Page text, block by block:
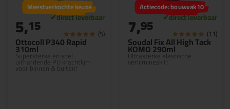
Ottocoll P340 Rapid
310ml
Supersterke en snel
uithardende PU krachtlijm
voor binnen & buiten!
Meestverkochte keuze
5,15 (5)
Soudal Fix All High Tack
KOMO 290ml
Ultrasterke elastische
verlijmingskit!
Actiecode: bouwvak10
7,95 (11)